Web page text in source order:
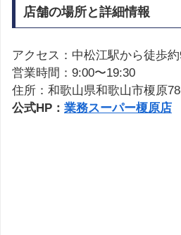
店舗の場所と詳細情報
アクセス：中松江駅から徒歩
営業時間：9:00〜19:30
住所：和歌山県和歌山市榎原
公式HP： 業務スーパー榎原店